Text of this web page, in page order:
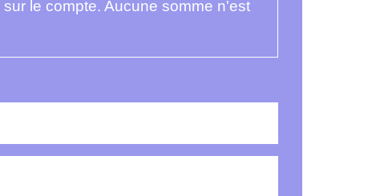
sur le compte. Aucune somme n'est